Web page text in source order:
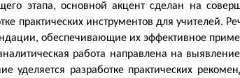
этапа, основной акцент сделан на
практических инструментов для
обеспечивающие их эффективное
работа направлена на
уделяется разработке практических